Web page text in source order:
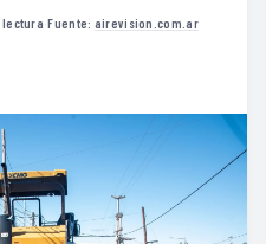
lectura·Fuente: airevision.com.ar